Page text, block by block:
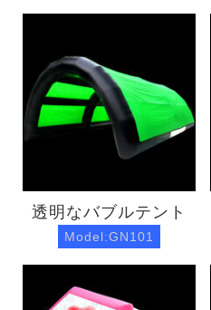
透明なバブルテント
Model:GN101